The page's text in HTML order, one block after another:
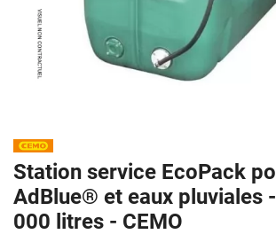
Station service EcoPack
AdBlue® et eaux pluviales
000 litres - CEMO